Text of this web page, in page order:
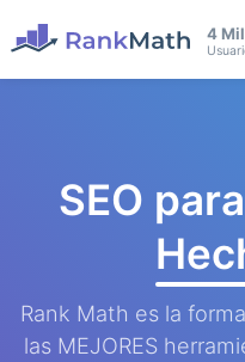
4
SEO
Rank Math es la
las MEJORES